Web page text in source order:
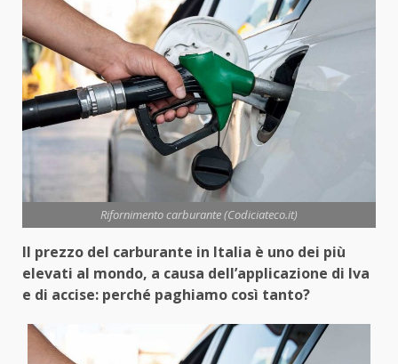
Rifornimento carburante (Codiciateco.it)
Il prezzo del carburante in Italia è uno dei più
elevati al mondo, a causa dell’applicazione di Iva
e di accise: perché paghiamo così tanto?